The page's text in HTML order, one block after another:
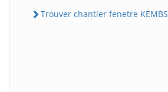
Trouver chantier fenetre KEMBS